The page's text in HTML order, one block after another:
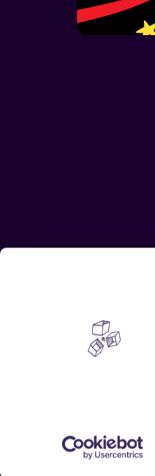
Home
Vrijwilligers